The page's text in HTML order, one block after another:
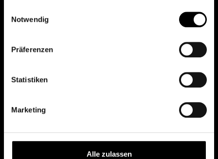
Notwendig
Präferenzen
Statistiken
Marketing
Alle zulassen
All rights reserved.
Depot eröffnen
Depot übertragen
Konditionen